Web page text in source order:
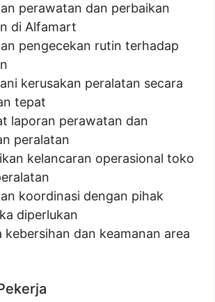
perawatan dan perbaikan
di Alfamart
pengecekan rutin terhadap
kerusakan peralatan secara
tepat
laporan perawatan dan
peralatan
kelancaran operasional toko
koordinasi dengan pihak
diperlukan
kebersihan dan keamanan area